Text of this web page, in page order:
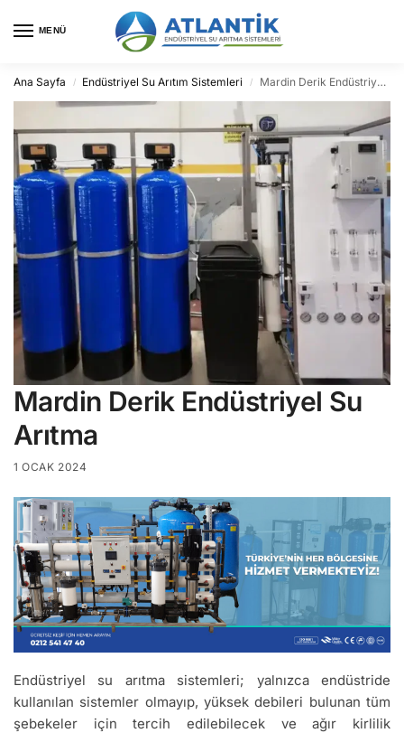
MENÜ
Ana Sayfa / Endüstriyel Su Arıtım Sistemleri / Mardin Derik Endüstriyel Su Arıtma
Mardin Derik Endüstriyel Su
Arıtma
1 OCAK 2024
Endüstriyel su arıtma sistemleri; yalnızca endüstride
kullanılan sistemler olmayıp, yüksek debileri bulunan tüm
şebekeler için tercih edilebilecek ve ağır kirlilik